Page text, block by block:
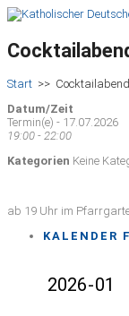
Start >> Cocktailabend
Datum/Zeit
Termin(e) - 17.07.2026
19:00 - 22:00
Kategorien Keine
ab 19 Uhr im
KALENDER